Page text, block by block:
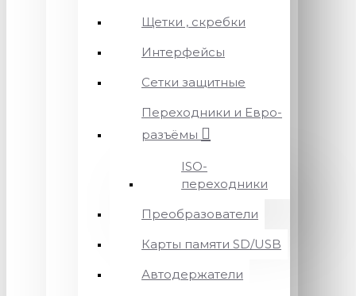
Щетки , скребки
Интерфейсы
Сетки защитные
Переходники и Евро-
разъёмы
ISO-
переходники
Преобразователи
Карты памяти SD/USB
Автодержатели